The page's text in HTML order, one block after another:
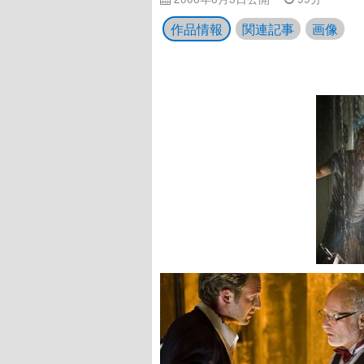
作品情報 関連記事 画像